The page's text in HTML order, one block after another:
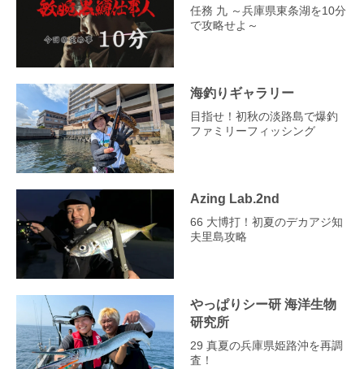
任務 九 ～兵庫県東条湖を10分
で攻略せよ～
海釣りギャラリー
目指せ！初秋の淡路島で爆釣
ファミリーフィッシング
Azing Lab.2nd
66 大博打！初夏のデカアジ知
夫里島攻略
やっぱりシー研 海洋生物
研究所
29 真夏の兵庫県姫路沖を再調
査！